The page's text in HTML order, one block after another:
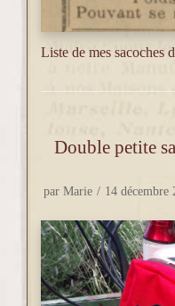
Liste de mes sacoches
Double petite
par Marie 14 décembre